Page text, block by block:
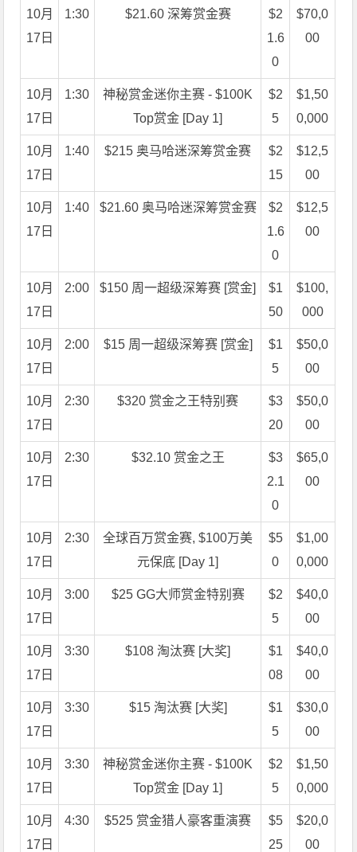
10月
17日
1:30 $21.60 深筹赏金赛
$2
1.6
0
$70,0
00
10月
17日
1:30
神秘赏金迷你主赛 - $100K
Top赏金 [Day 1]
$2
5
$1,50
0,000
10月
17日
1:40 $215 奥马哈迷深筹赏金赛
$2
15
$12,5
00
10月
17日
1:40 $21.60 奥马哈迷深筹赏金赛
$2
1.6
0
$12,5
00
10月
17日
2:00 $150 周一超级深筹赛 [赏金]
$1
50
$100,
000
10月
17日
2:00 $15 周一超级深筹赛 [赏金]
$1
5
$50,0
00
10月
17日
2:30 $320 赏金之王特别赛
$3
20
$50,0
00
10月
17日
2:30 $32.10 赏金之王
$3
2.1
0
$65,0
00
10月
17日
2:30
全球百万赏金赛, $100万美
元保底 [Day 1]
$5
0
$1,00
0,000
10月
17日
3:00 $25 GG大师赏金特别赛
$2
5
$40,0
00
10月
17日
3:30 $108 淘汰赛 [大奖]
$1
08
$40,0
00
10月
17日
3:30 $15 淘汰赛 [大奖]
$1
5
$30,0
00
10月
17日
3:30
神秘赏金迷你主赛 - $100K
Top赏金 [Day 1]
$2
5
$1,50
0,000
10月
17日
4:30 $525 赏金猎人豪客重演赛
$5
25
$20,0
00